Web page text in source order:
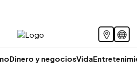
Dinero y negociosVida